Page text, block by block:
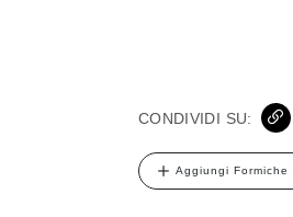
CONDIVIDI SU:
Aggiungi Formiche